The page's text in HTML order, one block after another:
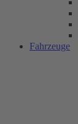
Fahrzeuge